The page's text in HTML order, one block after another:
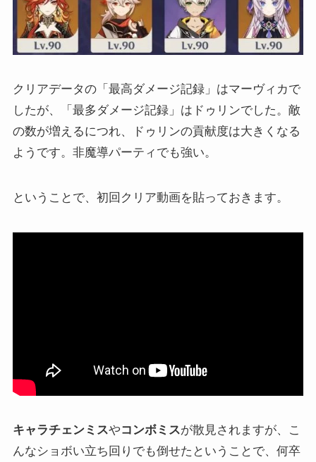
クリアデータの「最高ダメージ記録」はマーヴィカで
したが、「最多ダメージ記録」はドゥリンでした。敵
の数が増えるにつれ、ドゥリンの貢献度は大きくなる
ようです。非魔導パーティでも強い。
ということで、初回クリア動画を貼っておきます。
キャラチェンミスやコンボミスが散見されますが、こ
んなショボい立ち回りでも倒せたということで、何卒